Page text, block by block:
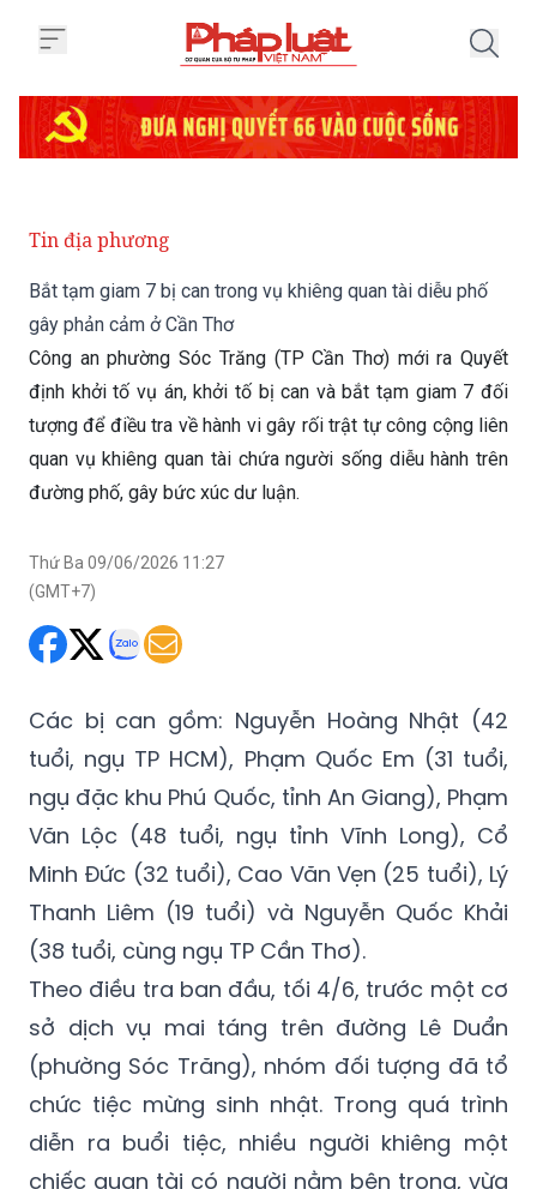
Bắt tạm giam 7 bị can trong vụ khiêng quan tài diễu phố
Công an phường Sóc Trăng (TP Cần Thơ) mới ra Quyết
định khởi tố vụ án, khởi tố bị can và bắt tạm giam 7 đối
tượng để điều tra về hành vi gây rối trật tự công cộng liên
quan vụ khiêng quan tài chứa người sống diễu hành trên
đường phố, gây bức xúc dư luận.
Thứ Ba 09/06/2026 11:27
Các bị can gồm: Nguyễn Hoàng Nhật (42
ngụ đặc khu Phú Quốc, tỉnh An Giang), Phạm
Văn Lộc (48 tuổi, ngụ tỉnh Vĩnh Long), Cổ
Minh Đức (32 tuổi), Cao Văn Vẹn (25 tuổi), Lý
Thanh Liêm (19 tuổi) và Nguyễn Quốc Khải
(38 tuổi, cùng ngụ TP Cần Thơ).
Theo điều tra ban đầu, tối 4/6, trước một cơ
sở dịch vụ mai táng trên đường Lê Duẩn
(phường Sóc Trăng), nhóm đối tượng đã tổ
chức tiệc mừng sinh nhật. Trong quá trình
diễn ra buổi tiệc, nhiều người khiêng một
chiếc quan tài có người nằm bên trong, vừa
di chuyển trên đường phố vừa nhảy múa, hò